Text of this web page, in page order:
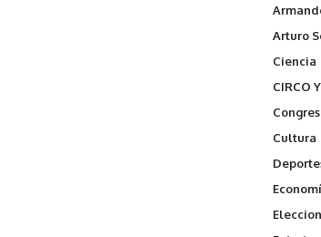
Arturo
Ciencia
CIRCO
Cultura